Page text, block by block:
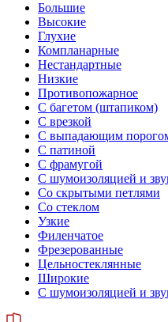
Большие
Высокие
Глухие
Компланарные
Нестандартные
Низкие
Противопожарное
С багетом (штапиком)
С врезкой
С выпадающим
С патиной
С фрамугой
С шумоизоляцией и
Со скрытыми петлями
Со стеклом
Узкие
Филенчатое
Фрезерованные
Цельностеклянные
Широкие
С шумоизоляцией и